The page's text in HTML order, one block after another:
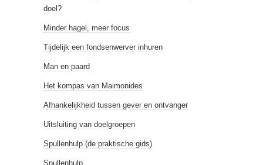
doel?
Minder hagel, meer focus
Tijdelijk een fondsenwerver inhuren
Man en paard
Het kompas van Maimonides
Afhankelijkheid tussen gever en ontvanger
Uitsluiting van doelgroepen
Spullenhulp (de praktische gids)
Spullenhulp